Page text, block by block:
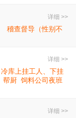
详细 >>
稽查督导（性别不
详细 >>
冷库上挂工人、下挂
帮厨 饲料公司夜班
详细 >>